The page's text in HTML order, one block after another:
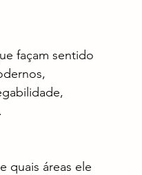
façam sentido
quais áreas ele